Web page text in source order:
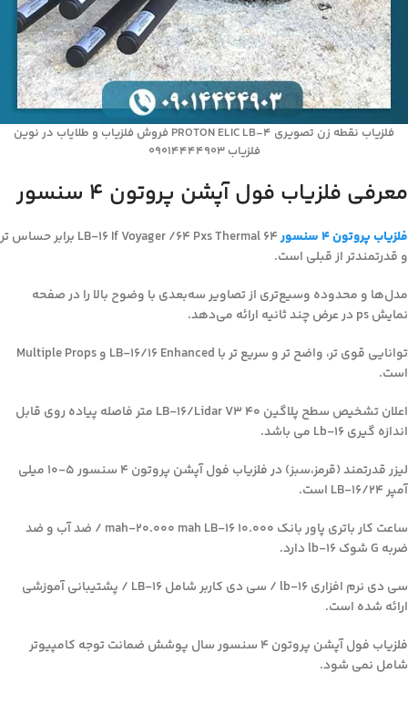
فلزیاب نقطه زن تصویری PROTON ELIC LB-4 فروش فلزیاب و طلایاب در نوین
فلزیاب 09014444903
معرفی فلزیاب فول آپشن پروتون 4 سنسور
فلزیاب پروتون 4 سنسور
LB-16 If Voyager /64 Pxs Thermal 64 برابر حساس تر
و قدرتمندتر از قبلی است.
مدل‌ها و محدوده وسیع‌تری از تصاویر سه‌بعدی با وضوح بالا را در صفحه
نمایش ps در عرض چند ثانیه ارائه می‌دهد.
توانایی قوی تر، واضح تر و سریع تر با LB-16/16 Enhanced و Multiple Props
است.
اعلان تشخیص سطح پلاگین LB-16/Lidar V3 40 متر فاصله پیاده روی قابل
اندازه گیری Lb-16 می باشد.
لیزر قدرتمند (قرمز،سبز) در فلزیاب فول آپشن پروتون 4 سنسور 5-10 میلی
آمپر LB-16/24 است.
ساعت کار باتری پاور بانک 10.000 mah-20.000 mah LB-16 / ضد آب و ضد
ضربه G شوک lb-16 دارد.
سی دی نرم افزاری lb-16 / سی دی کاربر شامل LB-16 / پشتیبانی آموزشی
ارائه شده است.
فلزیاب فول آپشن پروتون 4 سنسور سال پوشش ضمانت توجه کامپیوتر
شامل نمی شود.